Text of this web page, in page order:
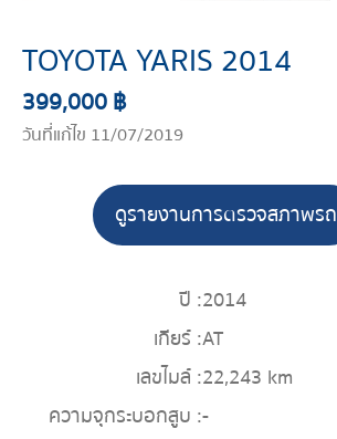
TOYOTA YARIS 2014
399,000 ฿
วันที่แก้ไข 11/07/2019
ดูรายงานการตรวจสภาพรถ
ปี :2014
เกียร์ :AT
เลขไมล์ :22,243 km
ความจุกระบอกสูบ :-